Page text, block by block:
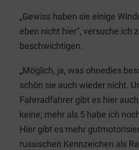
„Gewiss haben sie einige
eben nicht hier“, versuche ich
beschwichtigen.
„Möglich, ja, was ohnedies
schön sie auch wieder nicht.
Fahrradfahrer gibt es hier
keine; mehr als 5 habe ich
Hier gibt es mehr
russischen Kennzeichen als